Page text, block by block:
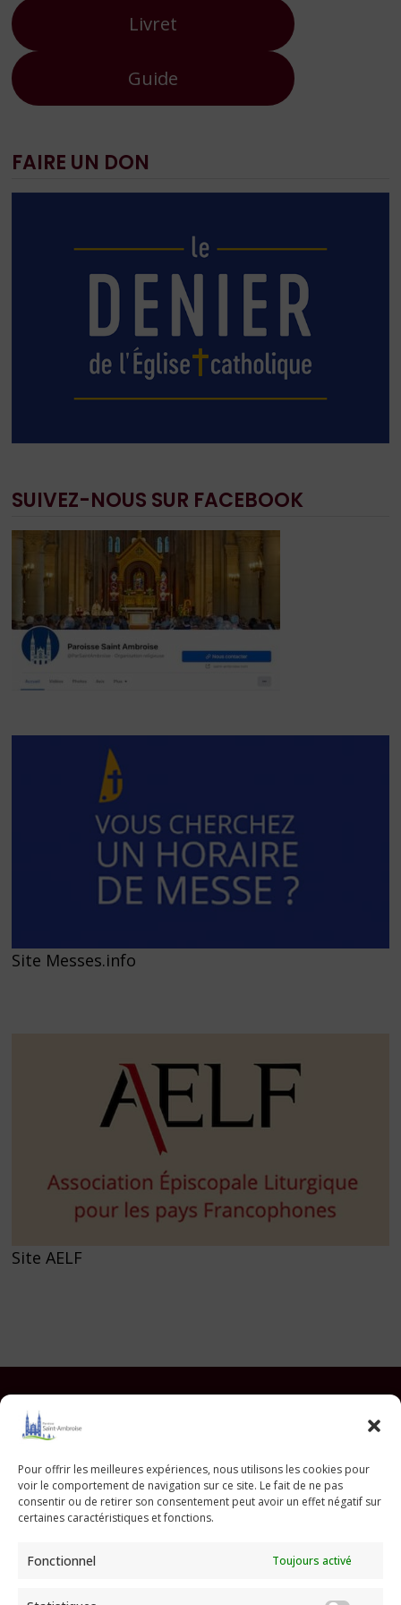
Pour offrir les meilleures expériences, nous utilisons les cookies pour
voir le comportement de navigation sur ce site. Le fait de ne pas
consentir ou de retirer son consentement peut avoir un effet négatif sur
certaines caractéristiques et fonctions.
Fonctionnel Toujours activé
Livret
Guide
FAIRE UN DON
SUIVEZ-NOUS SUR FACEBOOK
Site Messes.info
Site AELF
Paroisse Saint Ambroise
33 avenue Parmentier - 75011 Paris
01 43 55 56 18